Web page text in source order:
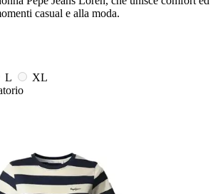
casual e alla moda.
L
XL